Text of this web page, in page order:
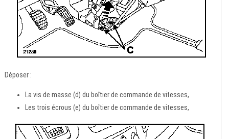
Déposer :
La vis de masse (d) du boîtier de commande de vitesses,
Les trois écrous (e) du boîtier de commande de vitesses,